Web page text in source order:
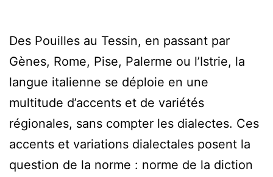
Des Pouilles au Tessin, en passant par
Gènes, Rome, Pise, Palerme ou l’Istrie, la
langue italienne se déploie en une
multitude d’accents et de variétés
régionales, sans compter les dialectes. Ces
accents et variations dialectales posent la
question de la norme : norme de la diction